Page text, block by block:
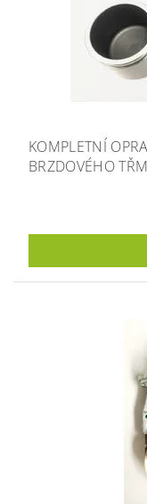
KOMPLETNÍ
BRZDOVÉHO